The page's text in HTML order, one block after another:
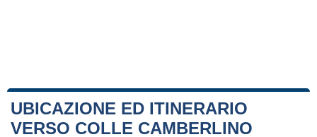
UBICAZIONE ED ITINERARIO
VERSO COLLE CAMBERLINO
Leaflet|Map data ©OpenStreetMap